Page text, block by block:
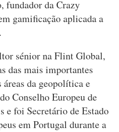
fundador da Crazy
gamificação aplicada a
sénior na Flint Global,
das mais importantes
áreas da geopolítica e
Conselho Europeu de
e foi Secretário de Estado
em Portugal durante a